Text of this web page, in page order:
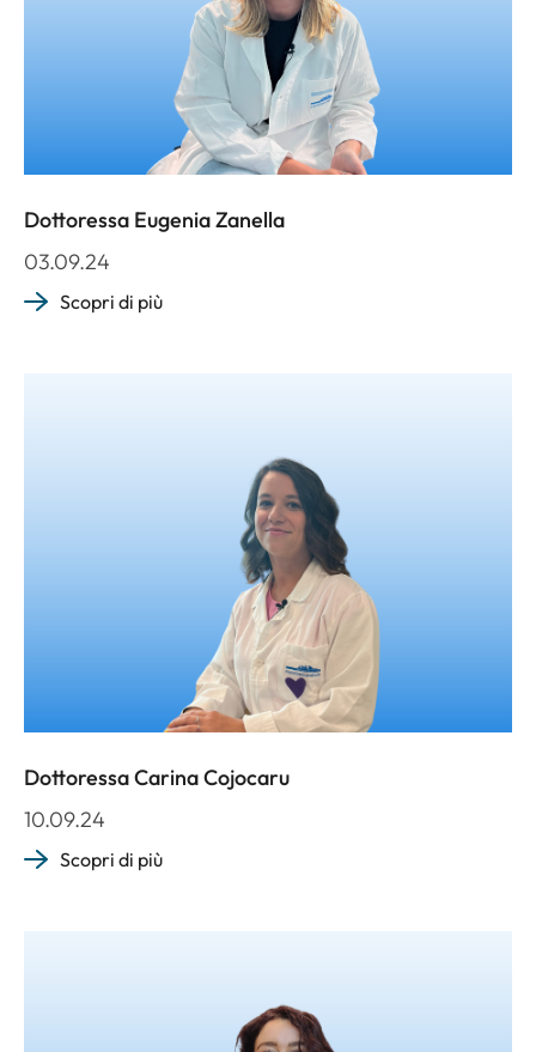
Dottoressa Eugenia Zanella
03.09.24
Scopri di più
Dottoressa Carina Cojocaru
10.09.24
Scopri di più